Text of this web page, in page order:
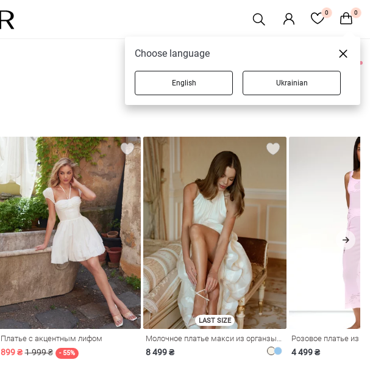
0 0
0 товаров
Платье с акцентным лифом
899 ₴ 1 999 ₴ - 55%
LAST SIZE
8 499 ₴ 4 499 ₴
Choose language
English Ukrainian